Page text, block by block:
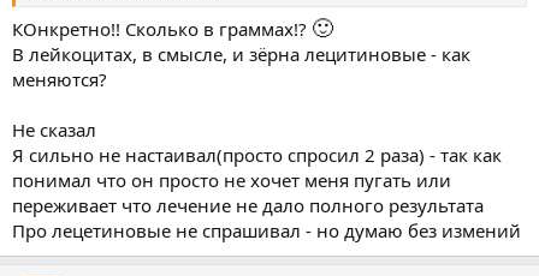
КОнкретно!! Сколько в граммах!? 🙂
В лейкоцитах, в смысле, и зёрна лецитиновые - как
меняются?
Не сказал
Я сильно не настаивал(просто спросил 2 раза) - так как
понимал что он просто не хочет меня пугать или
переживает что лечение не дало полного результата
Про лецетиновые не спрашивал - но думаю без измений